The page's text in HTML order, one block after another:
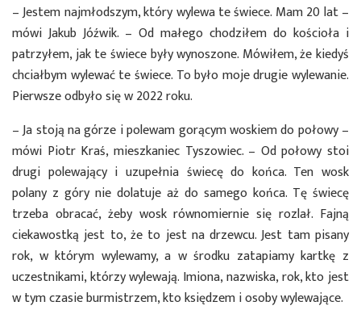
– Jestem najmłodszym, który wylewa te świece. Mam 20 lat –
mówi Jakub Jóźwik. – Od małego chodziłem do kościoła i
patrzyłem, jak te świece były wynoszone. Mówiłem, że kiedyś
chciałbym wylewać te świece. To było moje drugie wylewanie.
Pierwsze odbyło się w 2022 roku.
– Ja stoją na górze i polewam gorącym woskiem do połowy –
mówi Piotr Kraś, mieszkaniec Tyszowiec. – Od połowy stoi
drugi polewający i uzupełnia świecę do końca. Ten wosk
polany z góry nie dolatuje aż do samego końca. Tę świecę
trzeba obracać, żeby wosk równomiernie się rozlał. Fajną
ciekawostką jest to, że to jest na drzewcu. Jest tam pisany
rok, w którym wylewamy, a w środku zatapiamy kartkę z
uczestnikami, którzy wylewają. Imiona, nazwiska, rok, kto jest
w tym czasie burmistrzem, kto księdzem i osoby wylewające.